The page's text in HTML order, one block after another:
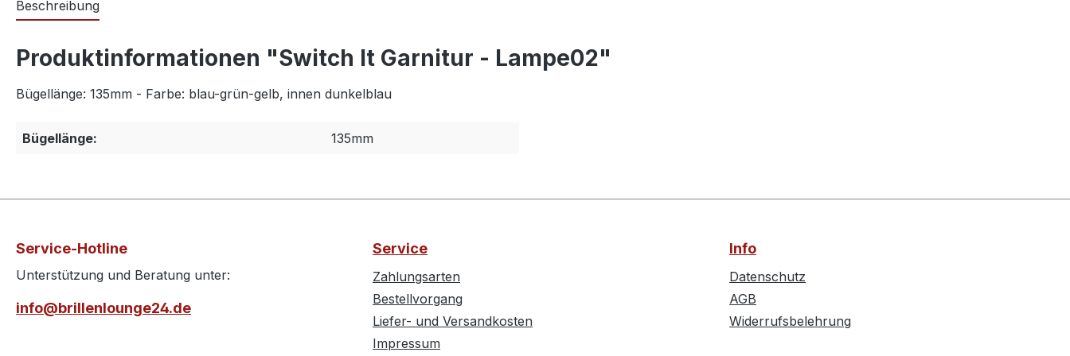
Beschreibung
Produktinformationen "Switch It Garnitur - Lampe02"
Bügellänge: 135mm - Farbe: blau-grün-gelb, innen dunkelblau
Bügellänge: 135mm
Service-Hotline
Unterstützung und Beratung unter:
info@brillenlounge24.de
Service
Zahlungsarten
Bestellvorgang
Liefer- und Versandkosten
Impressum
Info
Datenschutz
AGB
Widerrufsbelehrung